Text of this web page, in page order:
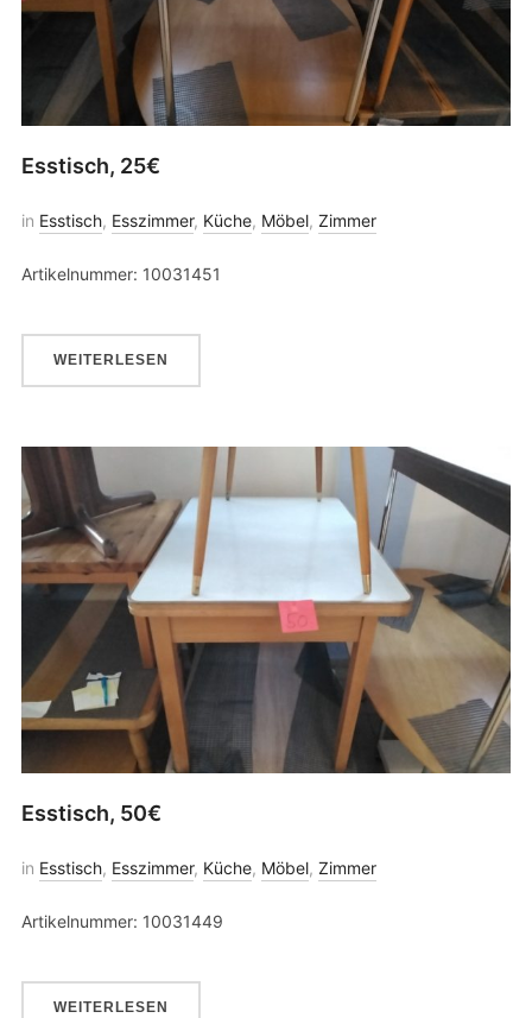
Esstisch, 25€
in Esstisch, Esszimmer, Küche, Möbel, Zimmer
Artikelnummer: 10031451
WEITERLESEN
Esstisch, 50€
in Esstisch, Esszimmer, Küche, Möbel, Zimmer
Artikelnummer: 10031449
WEITERLESEN